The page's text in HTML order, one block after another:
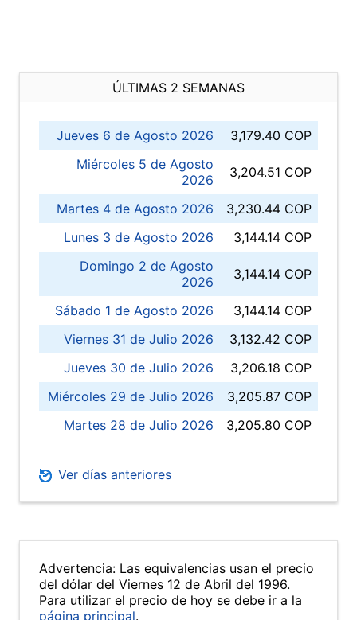
ÚLTIMAS 2 SEMANAS
Jueves 6 de Agosto 2026
3,179.40 COP
Miércoles 5 de Agosto
2026
3,204.51 COP
Martes 4 de Agosto 2026
3,230.44 COP
Lunes 3 de Agosto 2026
3,144.14 COP
Domingo 2 de Agosto
2026
3,144.14 COP
Sábado 1 de Agosto 2026
3,144.14 COP
Viernes 31 de Julio 2026
3,132.42 COP
Jueves 30 de Julio 2026
3,206.18 COP
Miércoles 29 de Julio 2026
3,205.87 COP
Martes 28 de Julio 2026
3,205.80 COP
Ver días anteriores
Advertencia: Las equivalencias usan el precio
del dólar del Viernes 12 de Abril del 1996.
Para utilizar el precio de hoy se debe ir a la
página principal.